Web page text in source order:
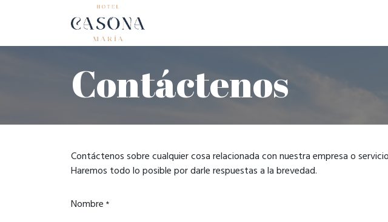
Contáctenos
Contáctenos sobre cualquier cosa relacionada con nuestra empresa o
Haremos todo lo posible por darle respuestas a la brevedad.
Nombre *